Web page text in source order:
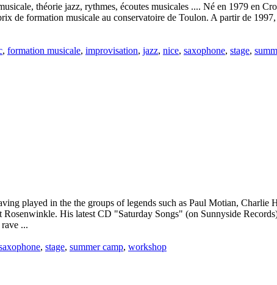
théorie jazz, rythmes, écoutes musicales .... Né en 1979 en
de formation musicale au conservatoire de Toulon. A partir de
, formation musicale, improvisation, jazz, nice, saxophone, stage,
played in the the groups of legends such as Paul Motian, Charlie
His latest CD "Saturday Songs" (on Sunnyside
...
, stage, summer camp, workshop